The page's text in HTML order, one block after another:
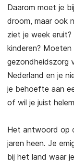
Daarom moet je
droom, maar ook
ziet je week eruit?
kinderen? Moeten
gezondheidszorg
Nederland en je
je behoefte aan
of wil je juist
Het antwoord op
jaren heen. Je
bij het land waar